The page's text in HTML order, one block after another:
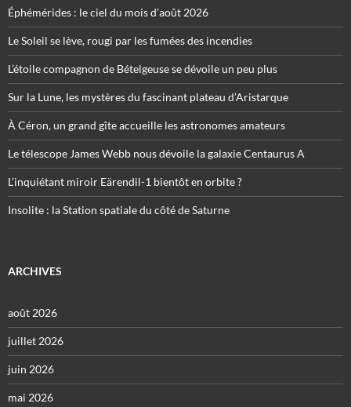
Éphémérides : le ciel du mois d’août 2026
Le Soleil se lève, rougi par les fumées des incendies
L’étoile compagnon de Bételgeuse se dévoile un peu plus
Sur la Lune, les mystères du fascinant plateau d’Aristarque
À Céron, un grand gîte accueille les astronomes amateurs
Le télescope James Webb nous dévoile la galaxie Centaurus A
L’inquiétant miroir Eärendil-1 bientôt en orbite ?
Insolite : la Station spatiale du côté de Saturne
ARCHIVES
août 2026
juillet 2026
juin 2026
mai 2026